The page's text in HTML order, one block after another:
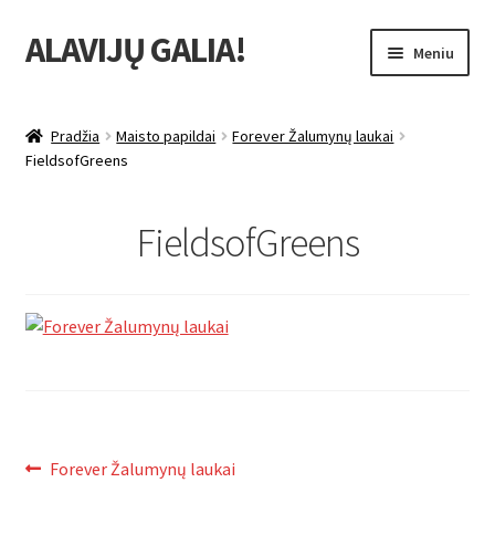
Pereiti
prie
Pereiti
prie
ALAVIJŲ GALIA! Meniu
Nuolaidos
Pradžia Maisto papildai
Forever Žalumynų laukai
FieldsofGreens
FieldsofGreens
Navigacija
Ankstenis
Forever Žalumynų laukai